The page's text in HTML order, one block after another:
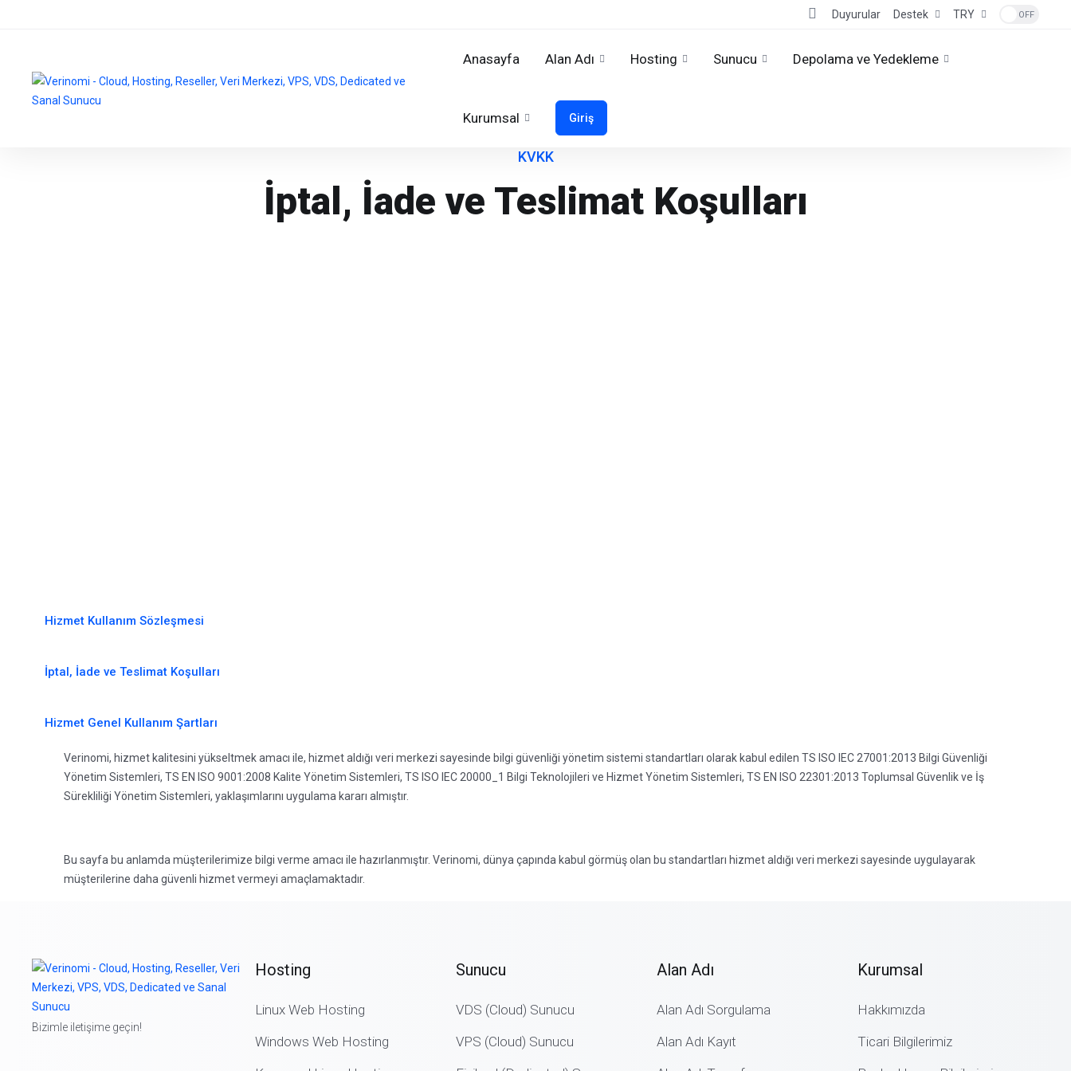
Duyurular Destek TRY
Anasayfa Alan Adı Hosting Sunucu Depolama ve Yedekleme
Kurumsal Giriş
KVKK
İptal, İade ve Teslimat Koşulları
Hizmet Kullanım Sözleşmesi
İptal, İade ve Teslimat Koşulları
Hizmet Genel Kullanım Şartları
Verinomi, hizmet kalitesini yükseltmek amacı ile, hizmet aldığı veri merkezi sayesinde bilgi güvenliği yönetim sistemi standartları olarak kabul edilen TS ISO IEC 27001:2013 Bilgi Güvenliği
Yönetim Sistemleri, TS EN ISO 9001:2008 Kalite Yönetim Sistemleri, TS ISO IEC 20000_1 Bilgi Teknolojileri ve Hizmet Yönetim Sistemleri, TS EN ISO 22301:2013 Toplumsal Güvenlik ve İş
Sürekliliği Yönetim Sistemleri, yaklaşımlarını uygulama kararı almıştır.
Bu sayfa bu anlamda müşterilerimize bilgi verme amacı ile hazırlanmıştır. Verinomi, dünya çapında kabul görmüş olan bu standartları hizmet aldığı veri merkezi sayesinde uygulayarak
müşterilerine daha güvenli hizmet vermeyi amaçlamaktadır.
Bizimle iletişime geçin!
Hosting
Linux Web Hosting
Windows Web Hosting
Sunucu
VDS (Cloud) Sunucu
VPS (Cloud) Sunucu
Alan Adı
Alan Adı Sorgulama
Alan Adı Kayıt
Kurumsal
Hakkımızda
Ticari Bilgilerimiz